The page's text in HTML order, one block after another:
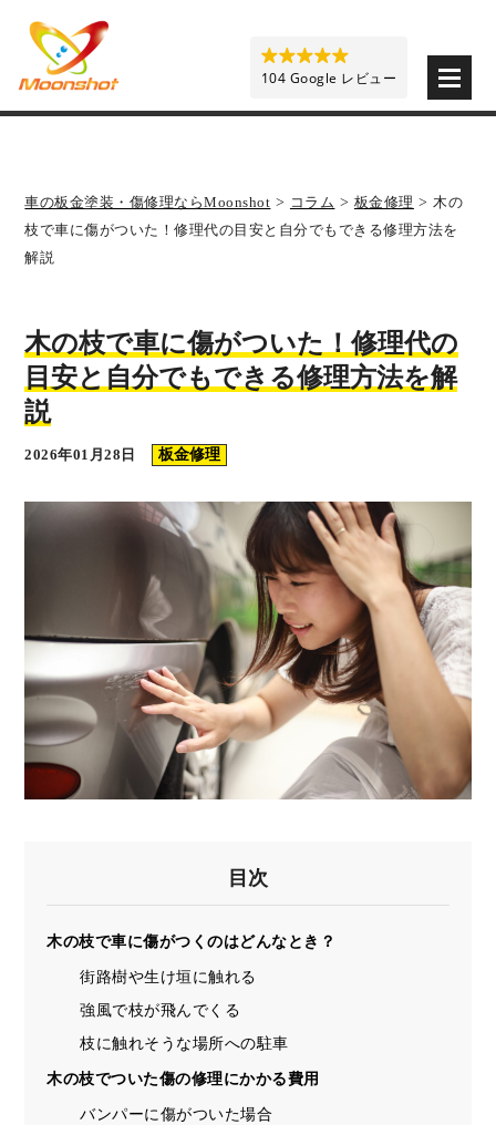
車の板金塗装・傷修理ならMoonshot > コラム > 板金修理 >木の
枝で車に傷がついた！修理代の目安と自分でもできる修理方法を
解説
木の枝で車に傷がついた！修理代の
目安と自分でもできる修理方法を解
説
2026年01月28日 板金修理
目次
木の枝で車に傷がつくのはどんなとき？
街路樹や生け垣に触れる
強風で枝が飛んでくる
枝に触れそうな場所への駐車
木の枝でついた傷の修理にかかる費用
バンパーに傷がついた場合
104 Google レビュー